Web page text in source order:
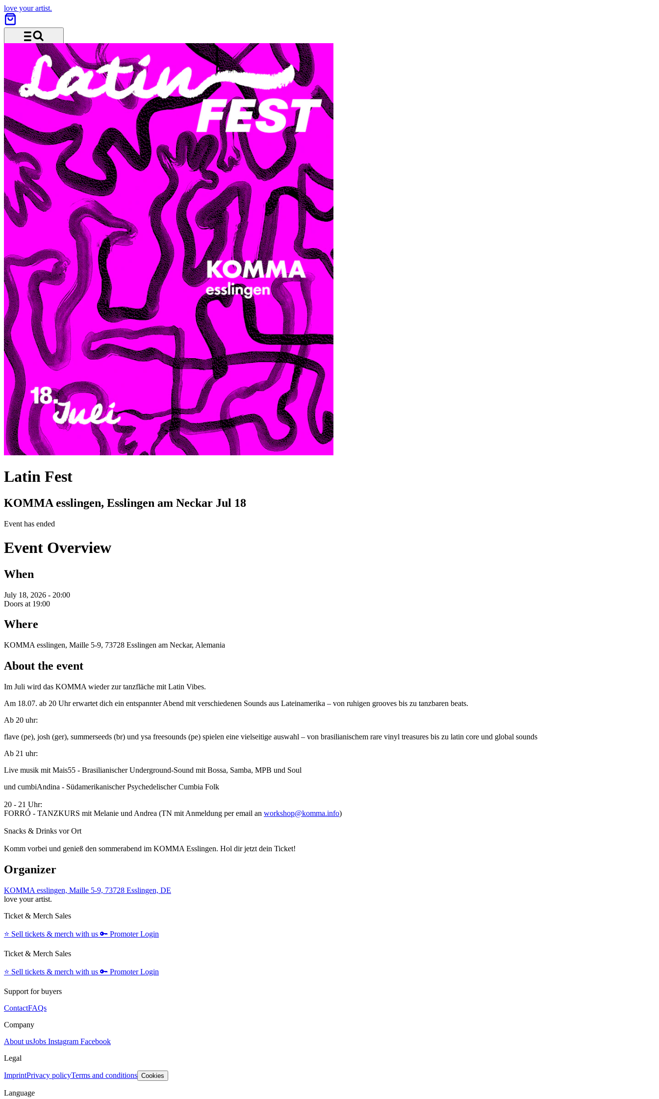
love your artist.
Menu and search
Latin Fest
KOMMA esslingen, Esslingen am Neckar Jul 18
Event has ended
Event Overview
When
July 18, 2026 - 20:00
Doors at 19:00
Where
KOMMA esslingen, Maille 5-9, 73728 Esslingen am Neckar, Alemania
About the event
Im Juli wird das KOMMA wieder zur tanzfläche mit Latin Vibes.
Am 18.07. ab 20 Uhr erwartet dich ein entspannter Abend mit verschiedenen Sounds aus Lateinamerika – von ruhigen grooves bis zu tanzbaren beats.
Ab 20 uhr:
flave (pe), josh (ger), summerseeds (br) und ysa freesounds (pe) spielen eine vielseitige auswahl – von brasilianischem rare vinyl treasures bis zu latin core und global sounds
Ab 21 uhr:
Live musik mit Mais55 - Brasilianischer Underground-Sound mit Bossa, Samba, MPB und Soul
und cumbiAndina - Südamerikanischer Psychedelischer Cumbia Folk
20 - 21 Uhr:
FORRÓ - TANZKURS mit Melanie und Andrea (TN mit Anmeldung per email an workshop@komma.info)
Snacks & Drinks vor Ort
Komm vorbei und genieß den sommerabend im KOMMA Esslingen. Hol dir jetzt dein Ticket!
Organizer
KOMMA esslingen, Maille 5-9, 73728 Esslingen, DE
love your artist.
Ticket & Merch Sales
⭐️ Sell tickets & merch with us 🔑 Promoter Login
Ticket & Merch Sales
⭐️ Sell tickets & merch with us 🔑 Promoter Login
Support for buyers
ContactFAQs
Company
About usJobs Instagram Facebook
Legal
ImprintPrivacy policyTerms and conditions Cookies
Language